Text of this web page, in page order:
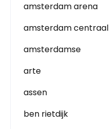
amsterdam arena
amsterdam centraal
amsterdamse
arte
assen
ben rietdijk